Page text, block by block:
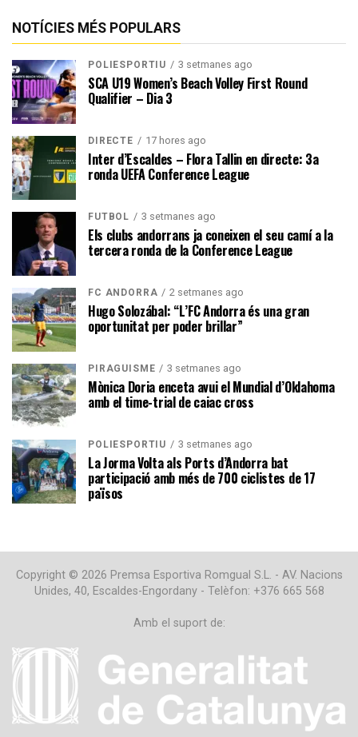
NOTÍCIES MÉS POPULARS
POLIESPORTIU 3 setmanes ago
SCA U19 Women’s Beach Volley First Round
Qualifier – Dia 3
DIRECTE 17 hores ago
Inter d’Escaldes – Flora Tallin en directe: 3a
ronda UEFA Conference League
FUTBOL 3 setmanes ago
Els clubs andorrans ja coneixen el seu camí a la
tercera ronda de la Conference League
FC ANDORRA 2 setmanes ago
Hugo Solozábal: “L’FC Andorra és una gran
oportunitat per poder brillar”
PIRAGÜISME 3 setmanes ago
Mònica Doria enceta avui el Mundial d’Oklahoma
amb el time-trial de caiac cross
POLIESPORTIU 3 setmanes ago
La Jorma Volta als Ports d’Andorra bat
participació amb més de 700 ciclistes de 17
països
Copyright © 2026 Premsa Esportiva Romgual S.L. - AV. Nacions
Unides, 40, Escaldes-Engordany - Telèfon: +376 665 568
Amb el suport de: